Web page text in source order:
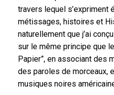
travers lequel s’expriment
métissages, histoires et
naturellement que j’ai
sur le même principe que
Papier”, en associant des
des paroles de morceaux,
musiques noires